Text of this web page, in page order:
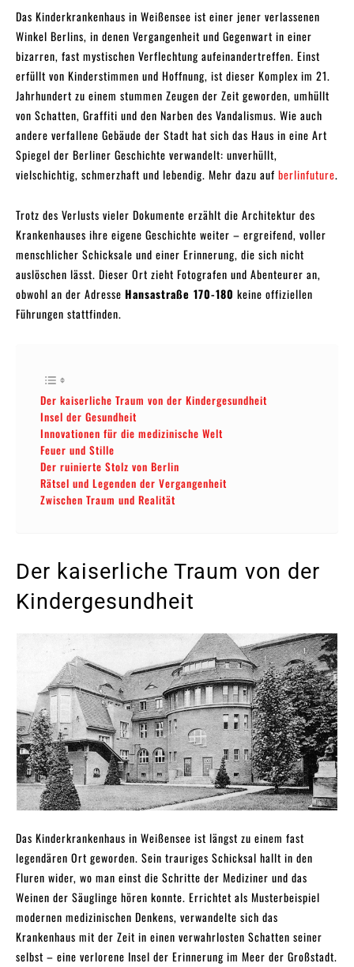
Das Kinderkrankenhaus in Weißensee ist einer jener verlassenen
Winkel Berlins, in denen Vergangenheit und Gegenwart in einer
bizarren, fast mystischen Verflechtung aufeinandertreffen. Einst
erfüllt von Kinderstimmen und Hoffnung, ist dieser Komplex im 21.
Jahrhundert zu einem stummen Zeugen der Zeit geworden, umhüllt
von Schatten, Graffiti und den Narben des Vandalismus. Wie auch
andere verfallene Gebäude der Stadt hat sich das Haus in eine Art
Spiegel der Berliner Geschichte verwandelt: unverhüllt,
vielschichtig, schmerzhaft und lebendig. Mehr dazu auf berlinfuture.
Trotz des Verlusts vieler Dokumente erzählt die Architektur des
Krankenhauses ihre eigene Geschichte weiter – ergreifend, voller
menschlicher Schicksale und einer Erinnerung, die sich nicht
auslöschen lässt. Dieser Ort zieht Fotografen und Abenteurer an,
obwohl an der Adresse Hansastraße 170-180 keine offiziellen
Führungen stattfinden.
Der kaiserliche Traum von der Kindergesundheit
Insel der Gesundheit
Innovationen für die medizinische Welt
Feuer und Stille
Der ruinierte Stolz von Berlin
Rätsel und Legenden der Vergangenheit
Zwischen Traum und Realität
Der kaiserliche Traum von der
Kindergesundheit
Das Kinderkrankenhaus in Weißensee ist längst zu einem fast
legendären Ort geworden. Sein trauriges Schicksal hallt in den
Fluren wider, wo man einst die Schritte der Mediziner und das
Weinen der Säuglinge hören konnte. Errichtet als Musterbeispiel
modernen medizinischen Denkens, verwandelte sich das
Krankenhaus mit der Zeit in einen verwahrlosten Schatten seiner
selbst – eine verlorene Insel der Erinnerung im Meer der Großstadt.